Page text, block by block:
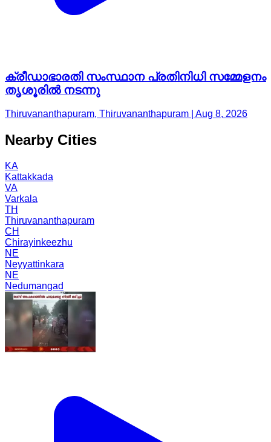
ക്രീഡാഭാരതി സംസ്ഥാന പ്രതിനിധി സമ്മേളനം
തൃശൂരിൽ നടന്നു
Thiruvananthapuram, Thiruvananthapuram | Aug 8, 2026
Nearby Cities
KA
Kattakkada
VA
Varkala
TH
Thiruvananthapuram
CH
Chirayinkeezhu
NE
Neyyattinkara
NE
Nedumangad